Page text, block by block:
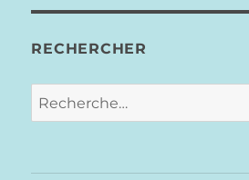
RECHERCHER
Recherche
pour :